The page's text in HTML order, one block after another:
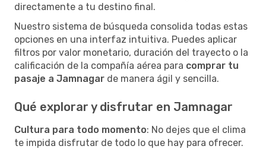
directamente a tu destino final.
Nuestro sistema de búsqueda consolida todas estas
opciones en una interfaz intuitiva. Puedes aplicar
filtros por valor monetario, duración del trayecto o la
calificación de la compañía aérea para comprar tu
pasaje a Jamnagar de manera ágil y sencilla.
Qué explorar y disfrutar en Jamnagar
Cultura para todo momento: No dejes que el clima
te impida disfrutar de todo lo que hay para ofrecer.